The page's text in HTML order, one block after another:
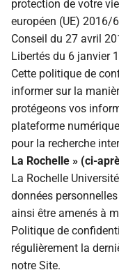
i
s
a
t
i
n
e
l
a
traitées
4. Base légale et
traitement
5. Destinataires des
6. Durée de
données
7. Sécurité
8. Vos droits relatifs au
traitement de vos
personnelles
protection de votre
européen (UE) 2016/
Conseil du 27 avril
Libertés du 6 janvier
Cette politique de
informer sur la
protégeons vos
plateforme
pour la recherche
La Rochelle » (ci-
La Rochelle
données
ainsi être amenés à
Politique de
régulièrement la
notre Site.